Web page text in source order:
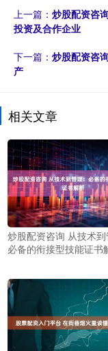
上一篇： 炒股配资咨
投资及合作企业
下一篇： 炒股配资咨
产
相关文章
炒股配资咨询 从技术到
必备的衔接型技能证书